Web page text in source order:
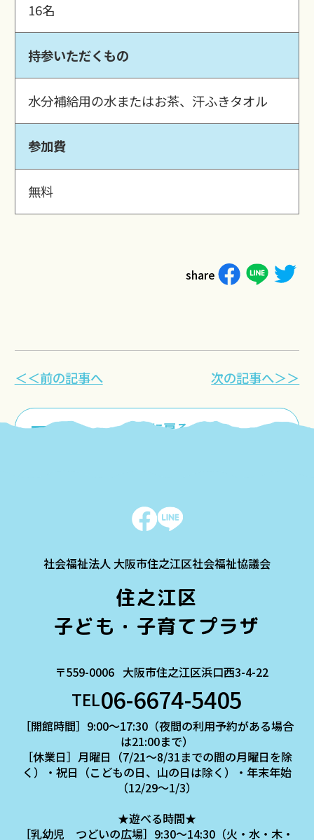
16名
持参いただくもの
水分補給用の水またはお茶、汗ふきタオル
参加費
無料
share
＜＜前の記事へ
一覧に戻る
次の記事へ＞＞
社会福祉法人 大阪市住之江区社会福祉協議会
住之江区
子ども・子育てプラザ
〒559-0006 大阪市住之江区浜口西3-4-22
TEL06-6674-5405
［開館時間］9:00～17:30（夜間の利用予約がある場合
は21:00まで）
［休業日］月曜日（7/21～8/31までの間の月曜日を除
く）・祝日（こどもの日、山の日は除く）・年末年始
（12/29～1/3）
★遊べる時間★
［乳幼児 つどいの広場］9:30～14:30（火・水・木・